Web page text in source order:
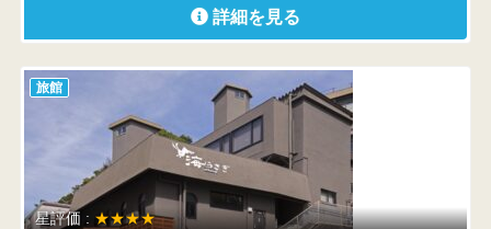
詳細を見る
旅館
星評価 : ★★★★